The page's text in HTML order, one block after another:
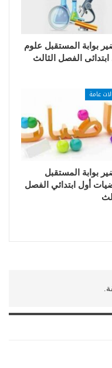
بوابة المستقبل علوم
ابتدائى الفصل الثالث
عامة
بوابة المستقبل
أول ابتدائي الفصل